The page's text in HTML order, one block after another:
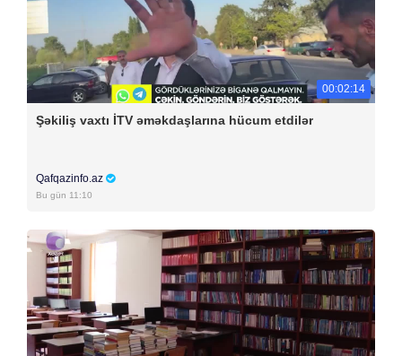
00:02:14
Şəkiliş vaxtı İTV əməkdaşlarına hücum etdilər
Qafqazinfo.az
Bu gün 11:10